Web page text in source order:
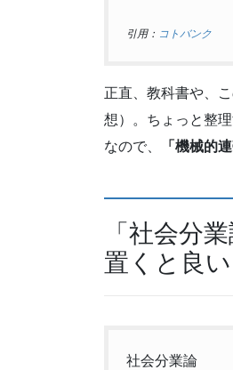
引用： コトバンク
正直、教科書や、
想）。ちょっと整
なので、
「機械的
「社会分
置くと良い
社会分業論